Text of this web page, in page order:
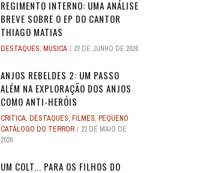
REGIMENTO INTERNO: UMA ANÁLISE
BREVE SOBRE O EP DO CANTOR
THIAGO MATIAS
DESTAQUES, MÚSICA 22 DE JUNHO DE 2026
ANJOS REBELDES 2: UM PASSO
ALÉM NA EXPLORAÇÃO DOS ANJOS
COMO ANTI-HERÓIS
CRÍTICA, DESTAQUES, FILMES, PEQUENO
CATÁLOGO DO TERROR
22 DE MAIO DE
2026
UM COLT... PARA OS FILHOS DO